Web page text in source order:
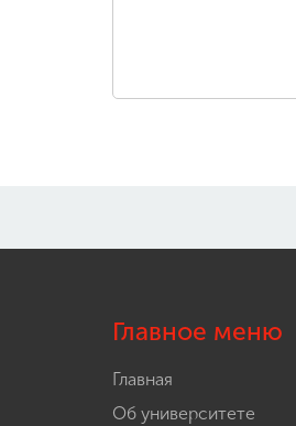
Главное меню
Главная
Об университете